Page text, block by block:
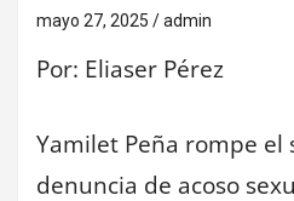
mayo 27, 2025 admin
Por: Eliaser Pérez
Yamilet Peña rompe el
denuncia de acoso